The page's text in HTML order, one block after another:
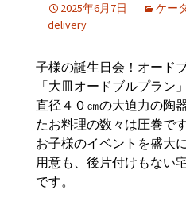
2025年6月7日 ケー
delivery
子様の誕生日会！オード
「大皿オードブルプラン」
直径４０㎝の大迫力の陶
たお料理の数々は圧巻です
お子様のイベントを盛大
用意も、後片付けもない
です。